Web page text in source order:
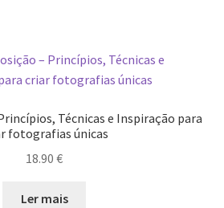
Técnicas e Inspiração para
fotografias únicas
18.90 €
Ler mais